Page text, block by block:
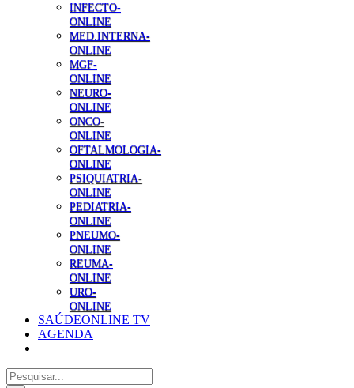
INFECTO-
ONLINE
MED.INTERNA-
ONLINE
MGF-
ONLINE
NEURO-
ONLINE
ONCO-
ONLINE
OFTALMOLOGIA-
ONLINE
PSIQUIATRIA-
ONLINE
PEDIATRIA-
ONLINE
PNEUMO-
ONLINE
REUMA-
ONLINE
URO-
ONLINE
SAÚDEONLINE TV
AGENDA
Pesquisar